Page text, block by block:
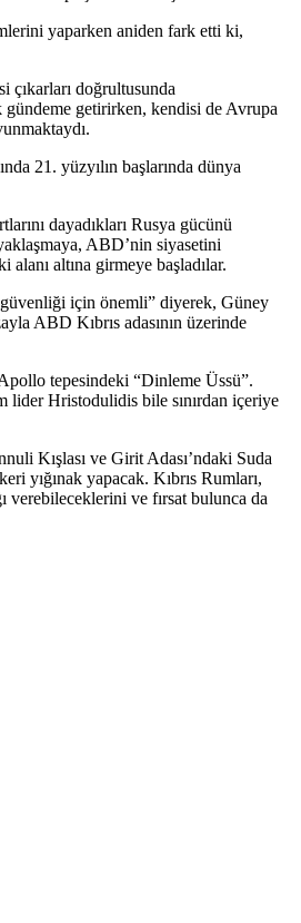
yaparken aniden fark etti ki,
çıkarları doğrultusunda
getirirken, kendisi de Avrupa
21. yüzyılın başlarında dünya
dayadıkları Rusya gücünü
ABD’nin siyasetini
altına girmeye başladılar.
için önemli” diyerek, Güney
ABD Kıbrıs adasının üzerinde
tepesindeki “Dinleme Üssü”.
lider Hristodulidis bile sınırdan içeriye
Kışlası ve Girit Adası’ndaki Suda
yığınak yapacak. Kıbrıs Rumları,
verebileceklerini ve fırsat bulunca da